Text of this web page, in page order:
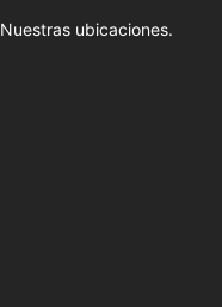
Nuestras ubicaciones.